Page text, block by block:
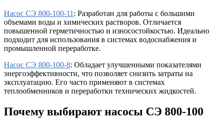
Насос СЭ 800-100-11 : Разработан для работы с большими
объемами воды и химических растворов. Отличается
повышенной герметичностью и износостойкостью. Идеально
подходит для использования в системах водоснабжения и
промышленной переработке.
Насос СЭ 800-100-8: Обладает улучшенными показателями
энергоэффективности, что позволяет снизить затраты на
эксплуатацию. Его часто применяют в системах
теплообменников и переработки технических жидкостей.
Почему выбирают насосы СЭ 800-100